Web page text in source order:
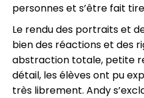
personnes et s’être fait
Le rendu des portraits et
bien des réactions et des
abstraction totale, petite
détail, les élèves ont pu
très librement. Andy